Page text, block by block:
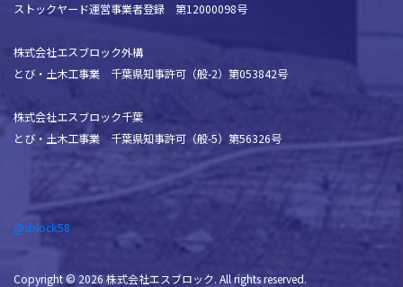
ストックヤード運営事業者登録 第12000098号
株式会社エスブロック外構
とび・土木工事業 千葉県知事許可（般-2）第053842号
株式会社エスブロック千葉
とび・土木工事業 千葉県知事許可（般-5）第56326号
@sblock58
Copyright © 2026 株式会社エスブロック. All rights reserved.